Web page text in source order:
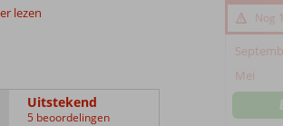
lezen
Uitstekend
5 beoordelingen
Nog
Mei